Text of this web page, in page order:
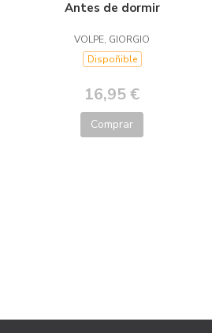
Antes de dormir
VOLPE, GIORGIO
Dispoñible
16,95 €
Comprar